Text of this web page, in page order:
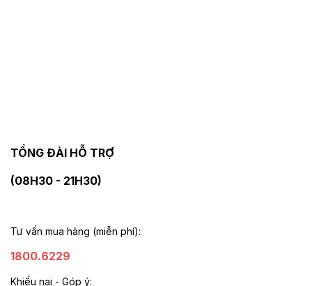
TỔNG ĐÀI HỖ TRỢ
(08H30 - 21H30)
Tư vấn mua hàng (miễn phí):
1800.6229
Khiếu nại - Góp ý: